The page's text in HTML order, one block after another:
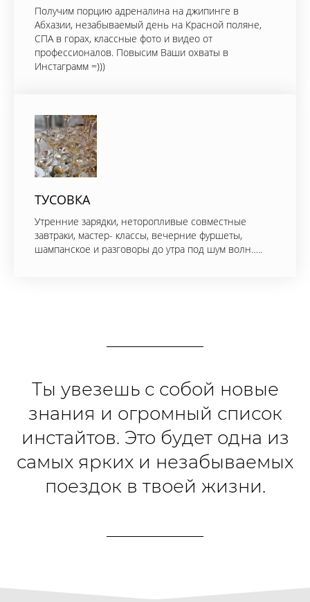
Получим порцию адреналина на джипинге в
Абхазии, незабываемый день на Красной поляне,
СПА в горах, классные фото и видео от
профессионалов. Повысим Ваши охваты в
Инстаграмм =)))
ТУСОВКА
Утренние зарядки, неторопливые совместные
завтраки, мастер- классы, вечерние фуршеты,
шампанское и разговоры до утра под шум волн…..
Ты увезешь с собой новые
знания и огромный список
инстайтов. Это будет одна из
самых ярких и незабываемых
поездок в твоей жизни.